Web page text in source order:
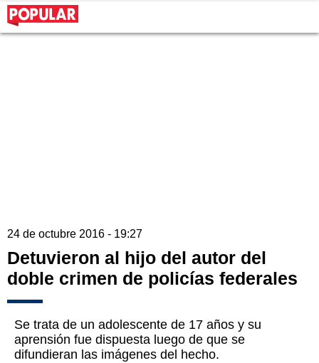
24 de octubre 2016 - 19:27
Detuvieron al hijo del autor del
doble crimen de policías federales
Se trata de un adolescente de 17 años y su
aprensión fue dispuesta luego de que se
difundieran las imágenes del hecho.